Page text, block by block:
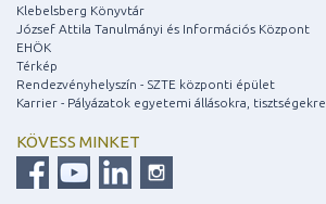
Klebelsberg Könyvtár
József Attila Tanulmányi és Információs Központ
EHÖK
Térkép
Rendezvényhelyszín - SZTE központi épület
Karrier - Pályázatok egyetemi állásokra, tisztségekre
KÖVESS MINKET